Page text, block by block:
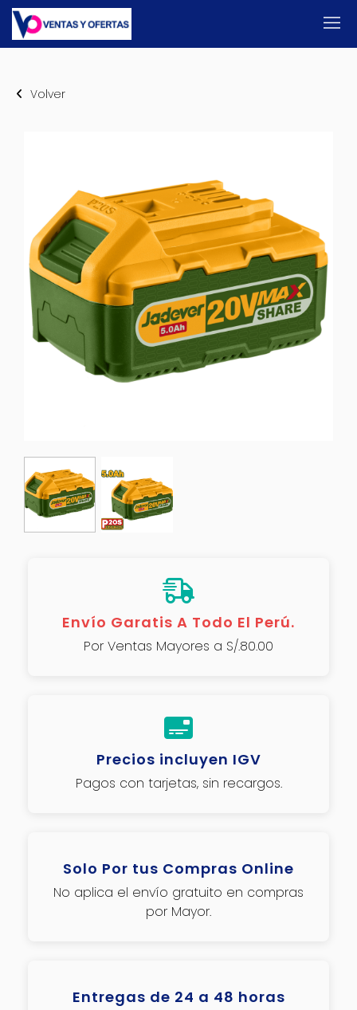
Volver
Envío Garatis A Todo El Perú.
Por Ventas Mayores a S/.80.00
Precios incluyen IGV
Pagos con tarjetas, sin recargos.
Solo Por tus Compras Online
No aplica el envío gratuito en compras
por Mayor.
Entregas de 24 a 48 horas